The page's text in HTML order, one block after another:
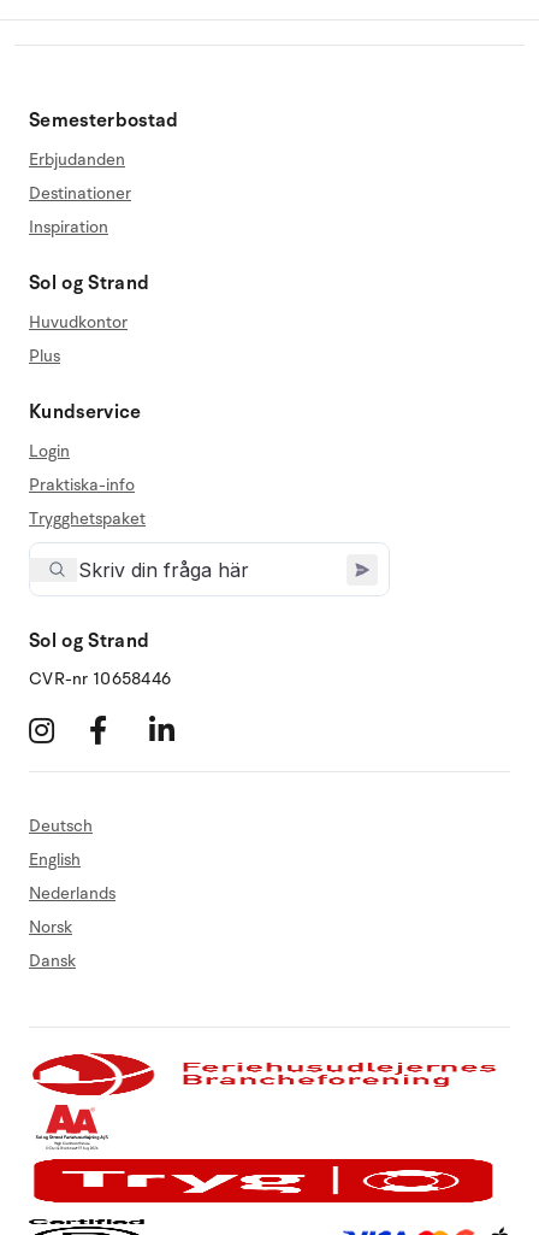
Semesterbostad
Erbjudanden
Destinationer
Inspiration
Sol og Strand
Huvudkontor
Plus
Kundservice
Login
Praktiska-info
Trygghetspaket
Sol og Strand
CVR-nr 10658446
Deutsch
English
Nederlands
Norsk
Dansk